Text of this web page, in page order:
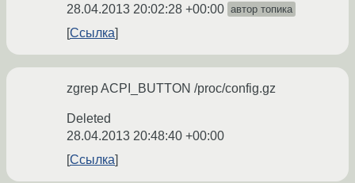
28.04.2013 20:02:28 +00:00 автор топика
Ссылка
zgrep ACPI_BUTTON /proc/config.gz
Deleted
28.04.2013 20:48:40 +00:00
Ссылка